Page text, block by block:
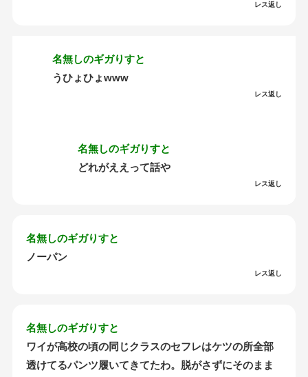
レス返し
名無しのギガりすと
うひょひょwww
レス返し
名無しのギガりすと
どれがええって話や
レス返し
名無しのギガりすと
ノーパン
レス返し
名無しのギガりすと
ワイが高校の頃の同じクラスのセフレはケツの所全部
透けてるパンツ履いてきてたわ。脱がさずにそのまま